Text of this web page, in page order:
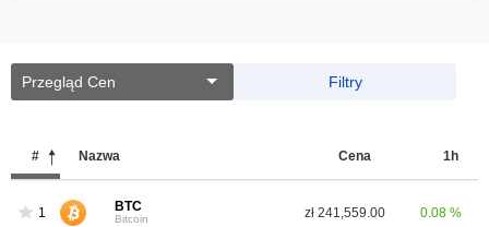
Przegląd Cen Filtry
# Nazwa Cena 1h
1 BTC
Bitcoin zł 241,559.00 0.08 %